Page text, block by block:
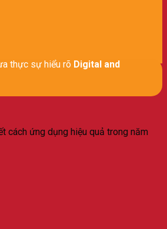
thực sự hiểu rõ Digital and
cách ứng dụng hiệu quả trong năm